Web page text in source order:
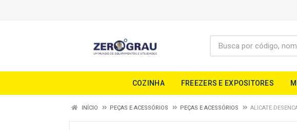
COZINHA FREEZERS E EXPOSITORES
INÍCIO PEÇAS E ACESSÓRIOS PEÇAS E ACESSÓRIOS ALICATE